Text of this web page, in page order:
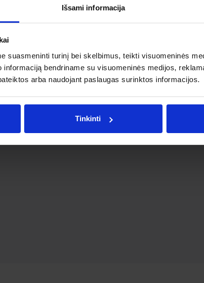
Išsami informacija
suasmeninti turinį bei skelbimus, teikti visuomeninės
informaciją bendriname su visuomeninės medijos,
arba naudojant paslaugas surinktos informacijos.
Tinkinti
Banqup?